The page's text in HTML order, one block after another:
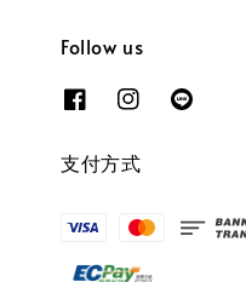
Follow us
支付方式